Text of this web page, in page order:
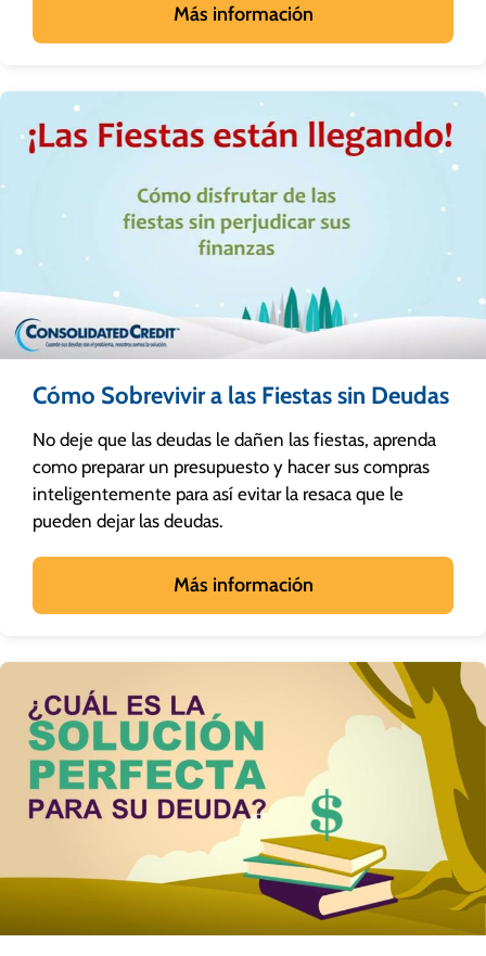
Más información
Cómo Sobrevivir a las Fiestas sin Deudas
No deje que las deudas le dañen las fiestas, aprenda
como preparar un presupuesto y hacer sus compras
inteligentemente para así evitar la resaca que le
pueden dejar las deudas.
Más información